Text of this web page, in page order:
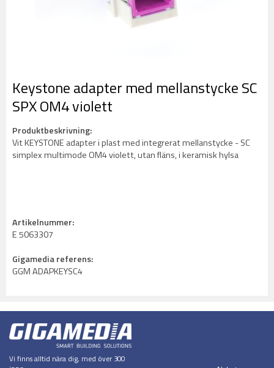
Keystone adapter med mellanstycke SC
SPX OM4 violett
Produktbeskrivning:
Vit KEYSTONE adapter i plast med integrerat mellanstycke - SC
simplex multimode OM4 violett, utan fläns, i keramisk hylsa
Artikelnummer:
E 5063307
Gigamedia referens:
GGM ADAPKEYSC4
Vi finns alltid nära dig, med över 300